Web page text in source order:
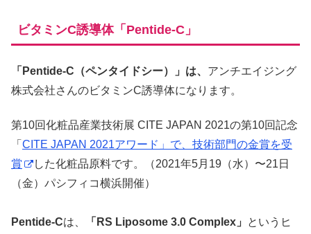
ビタミンC誘導体「Pentide-C」
「Pentide-C（ペンタイドシー）」は、 アンチエイジング
株式会社さんのビタミンC誘導体になります。
第10回化粧品産業技術展 CITE JAPAN 2021の第10回記念
「 CITE JAPAN 2021アワード」で、技術部門の金賞を受
賞
した化粧品原料です。（2021年5月19（水）〜21日
（金）パシフィコ横浜開催）
Pentide-Cは、 「RS Liposome 3.0 Complex」
というヒ